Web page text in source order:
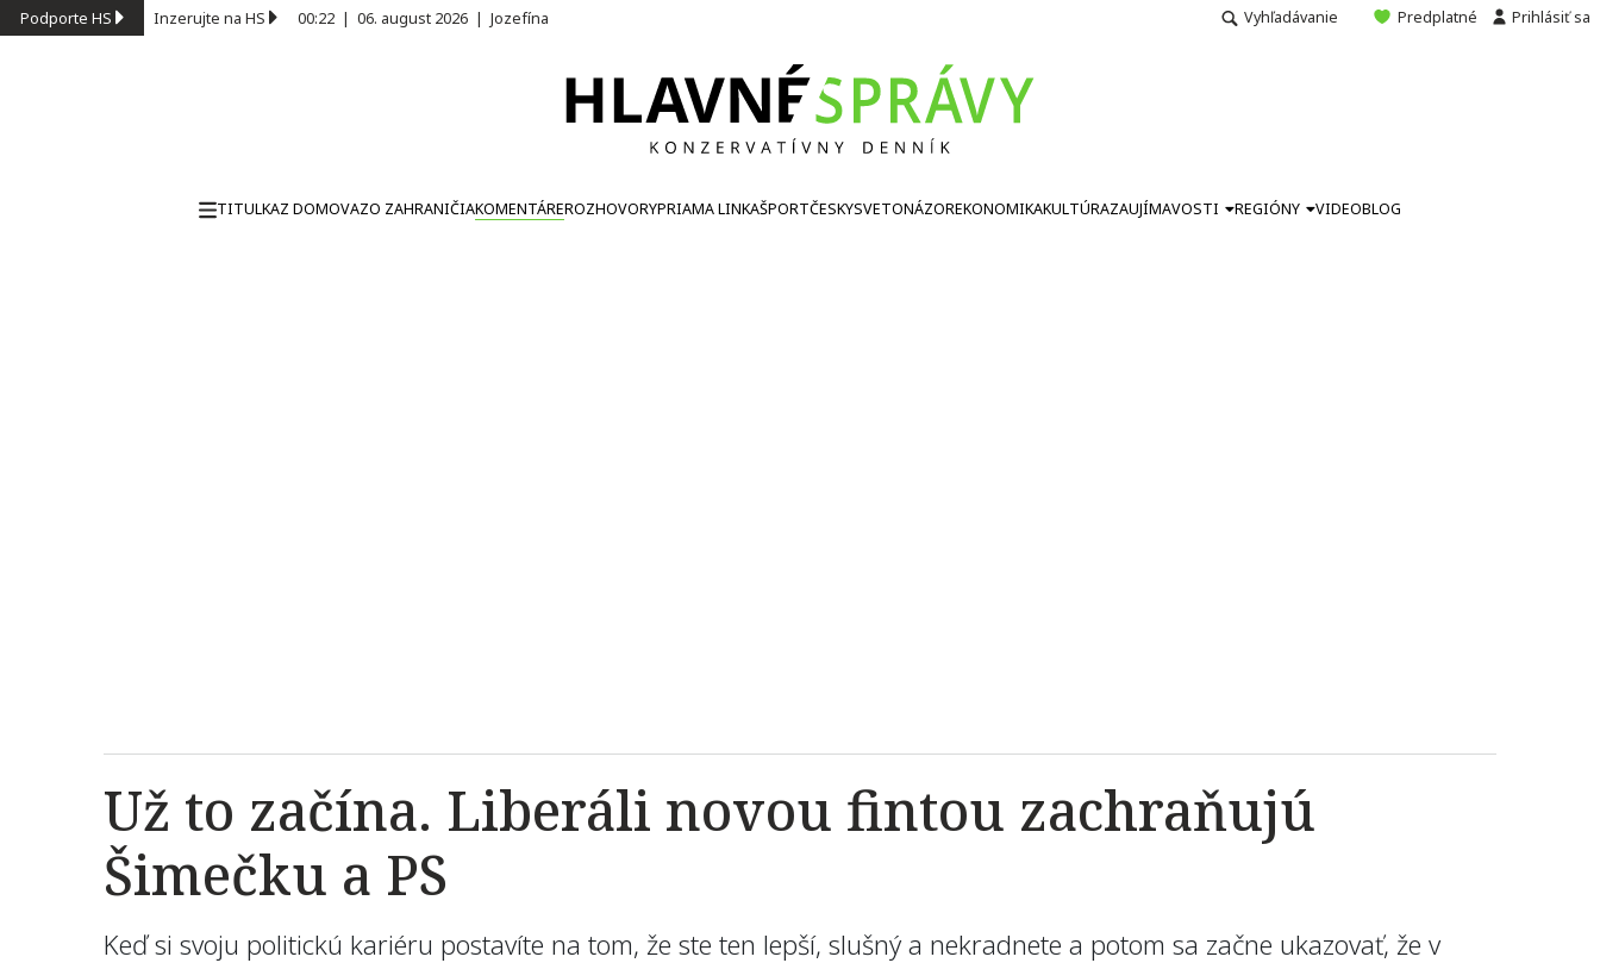
Podporte HS Inzerujte na HS 00:22 | 06. august 2026 | Jozefína Vyhľadávanie Predplatné Prihlásiť sa
TITULKAZ DOMOVAZO ZAHRANIČIAKOMENTÁREROZHOVORYPRIAMA LINKAŠPORTČESKYSVETONÁZOREKONOMIKAKULTÚRAZAUJÍMAVOSTI REGIÓNY VIDEOBLOG
Už to začína. Liberáli novou fintou zachraňujú
Šimečku a PS
Keď si svoju politickú kariéru postavíte na tom, že ste ten lepší, slušný a nekradnete a potom sa začne ukazovať, že v